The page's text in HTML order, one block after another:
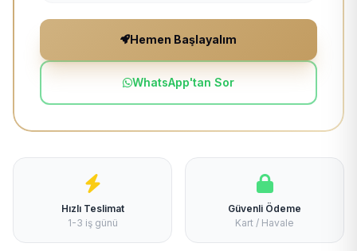
Hemen Başlayalım
WhatsApp'tan Sor
Hızlı Teslimat
1-3 iş günü
Güvenli Ödeme
Kart / Havale